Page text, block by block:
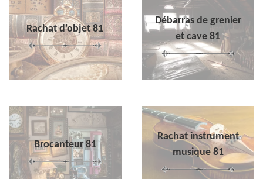
Rachat d'objet 81
Débarras de grenier
et cave 81
Brocanteur 81
Rachat instrument
musique 81